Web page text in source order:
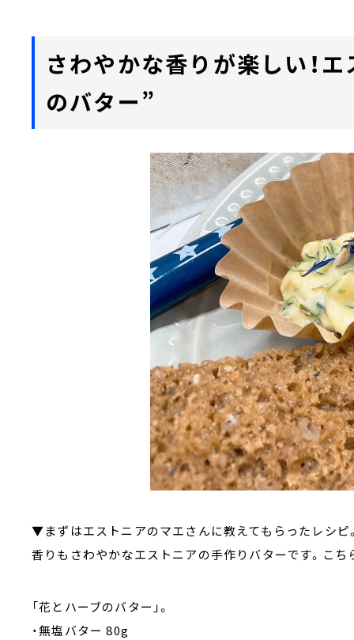
さわやかな香りが楽しい！
のバター”
▼まずはエストニアのマエさんに教えてもらったレシピ。
香りもさわやかなエストニアの手作りバターです。こち
「花とハーブのバター」。
・無塩バター 80g